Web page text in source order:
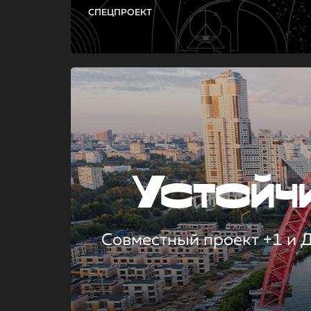
СПЕЦПРОЕКТ
Совместный проект +1 и